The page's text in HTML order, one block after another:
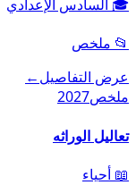
🎓 السادس الإعدادي
📂 ملخص
عرض التفاصيل←
ملخص2027
تعاليل الوراثه
📖 أحياء